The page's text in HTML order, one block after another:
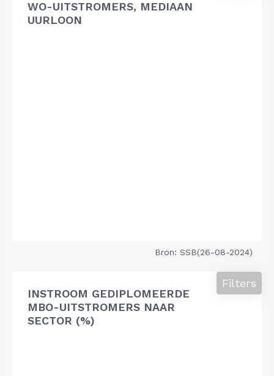
WO-UITSTROMERS, MEDIAAN
UURLOON
Bron: SSB(26-08-2024)
INSTROOM GEDIPLOMEERDE
MBO-UITSTROMERS NAAR
SECTOR (%)
Filters